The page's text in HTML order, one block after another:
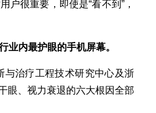
很重要，即使是“看不到”，
业内最护眼的手机屏幕。
治疗工程技术研究中心及浙
眼、视力衰退的六大根因全部